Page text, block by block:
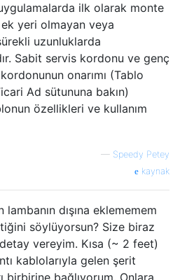
ilk olarak monte
yeri olmayan veya
uzunluklarda
Sabit servis kordonu ve genç
onarımı (Tablo
Ad sütununa bakın)
özellikleri ve kullanım
— Speedy Petey
kaynak
lambanın dışına eklememem
söylüyorsun? Size biraz
vereyim. Kısa (~ 2 feet)
kablolarıyla gelen şerit
birbirine bağlıyorum. Onlara